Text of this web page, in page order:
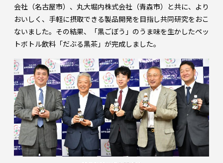
会社（名古屋市）、丸大堀内株式会社（青森市）と共に、より
おいしく、手軽に摂取できる製品開発を目指し共同研究をおこ
ないました。その結果、「黒ごぼう」のうま味を生かしたペッ
トボトル飲料「だぶる黒茶」が完成しました。